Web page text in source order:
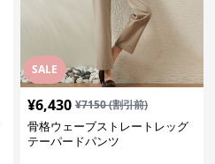
SALE
¥6,430 ¥7150(割引前)
骨格ウェーブストレートレッグ
テーパードパンツ